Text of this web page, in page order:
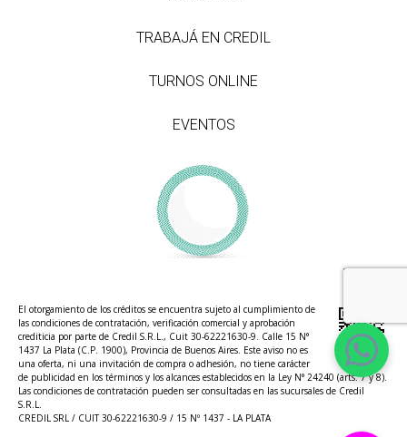
TRABAJÁ EN CREDIL
TURNOS ONLINE
EVENTOS
El otorgamiento de los créditos se encuentra sujeto al cumplimiento de
las condiciones de contratación, verificación comercial y aprobación
crediticia por parte de Credil S.R.L., Cuit 30-62221630-9. Calle 15 N°
1437 La Plata (C.P. 1900), Provincia de Buenos Aires. Este aviso no es
una oferta, ni una invitación de compra o adhesión, no tiene carácter
de publicidad en los términos y los alcances establecidos en la Ley N° 24240 (arts. 7 y 8).
Las condiciones de contratación pueden ser consultadas en las sucursales de Credil
S.R.L.
CREDIL SRL / CUIT 30-62221630-9 / 15 Nº 1437 - LA PLATA